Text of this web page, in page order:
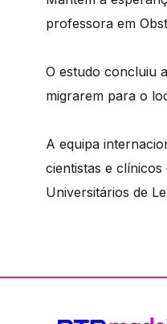
professora em
O estudo concluiu
migrarem para o
A equipa
cientistas e
Universitários de